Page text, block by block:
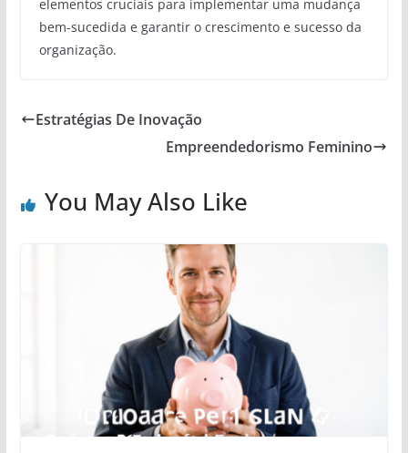
elementos cruciais para implementar uma mudança
bem-sucedida e garantir o crescimento e sucesso da
organização.
Estratégias De Inovação
Empreendedorismo Feminino
You May Also Like